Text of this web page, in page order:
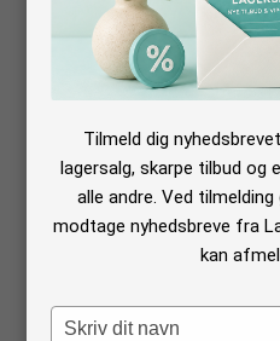
Bobles tilbud
Her på siden kan du finde et udvalg af
finder her på siden, kan spare dig
10 - 25%, men du skal være hurtig,
Her finder du Bobles legemøbler på
Tilmeld dig
lagersalg, skarpe tilbud og
alle andre. Ved
modtage nyhedsbreve fra
kan
Type